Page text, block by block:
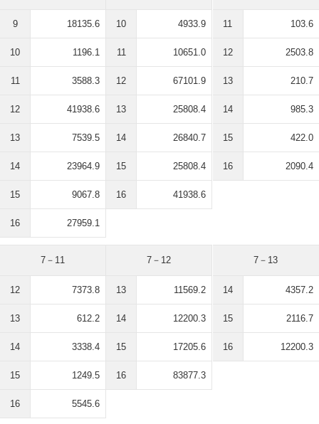
9 18135.6
10 1196.1
11 3588.3
12 41938.6
13 7539.5
14 23964.9
15 9067.8
16 27959.1
10 4933.9
11 10651.0
12 67101.9
13 25808.4
14 26840.7
15 25808.4
16 41938.6
11 103.6
12 2503.8
13 210.7
14 985.3
15 422.0
16 2090.4
7－11
12 7373.8
13 612.2
14 3338.4
15 1249.5
16 5545.6
7－12
13 11569.2
14 12200.3
15 17205.6
16 83877.3
7－13
14 4357.2
15 2116.7
16 12200.3